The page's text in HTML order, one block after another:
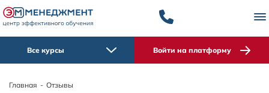
Все курсы Войти на платформу
Главная - Отзывы